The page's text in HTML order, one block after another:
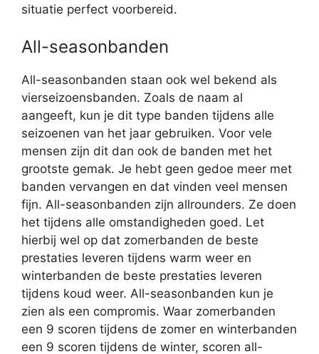
situatie perfect voorbereid.
All-seasonbanden
All-seasonbanden staan ook wel bekend als
vierseizoensbanden. Zoals de naam al
aangeeft, kun je dit type banden tijdens alle
seizoenen van het jaar gebruiken. Voor vele
mensen zijn dit dan ook de banden met het
grootste gemak. Je hebt geen gedoe meer met
banden vervangen en dat vinden veel mensen
fijn. All-seasonbanden zijn allrounders. Ze doen
het tijdens alle omstandigheden goed. Let
hierbij wel op dat zomerbanden de beste
prestaties leveren tijdens warm weer en
winterbanden de beste prestaties leveren
tijdens koud weer. All-seasonbanden kun je
zien als een compromis. Waar zomerbanden
een 9 scoren tijdens de zomer en winterbanden
een 9 scoren tijdens de winter, scoren all-